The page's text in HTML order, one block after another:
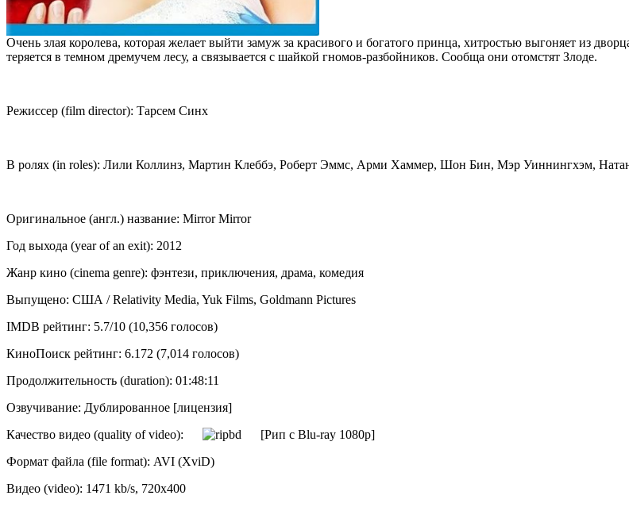
Очень злая королева, которая желает выйти замуж за красивого и богатого принца, хитростью выгоняет из
теряется в темном дремучем лесу, а связывается с шайкой гномов-разбойников. Сообща они отомстят Злоде.
Режиссер (film director): Тарсем Синх
В ролях (in roles): Лили Коллинз, Мартин Клеббэ, Роберт Эммс, Арми Хаммер, Шон Бин, Мэр Уиннингхэм,
Оригинальное (англ.) название: Mirror Mirror
Год выхода (year of an exit): 2012
Жанр кино (cinema genre): фэнтези, приключения, драма, комедия
Выпущено: США / Relativity Media, Yuk Films, Goldmann Pictures
IMDB рейтинг: 5.7/10 (10,356 голосов)
КиноПоиск рейтинг: 6.172 (7,014 голосов)
Продолжительность (duration): 01:48:11
Озвучивание: Дублированное [лицензия]
Качество видео (quality of video):
[Рип с Blu-ray 1080p]
Формат файла (file format): AVI (XviD)
Видео (video): 1471 kb/s, 720x400